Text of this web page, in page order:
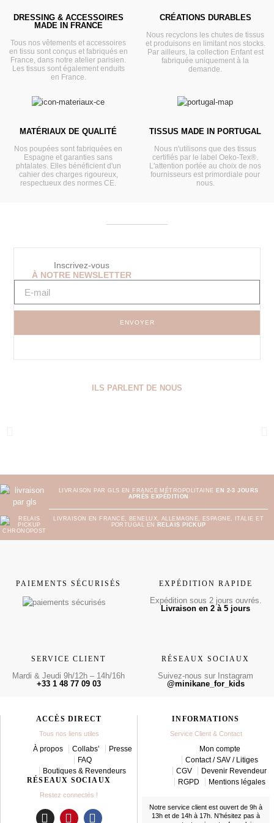
DRESSING & ACCESSOIRES
MADE IN FRANCE
Tous nos vêtements et accessoires
en tissu sont conçus et fabriqués en
France, dans notre atelier parisien.
Les tissus sont également enduits
en France.
CRÉATIONS DURABLES
Nous recyclons les chutes de tissus
et produisons en limitant nos stocks.
Par ailleurs, la collection Enfant est
fabriquée uniquement à la
demande.
MATÉRIAUX DE QUALITÉ
Nos poupées sont fabriquées en
Espagne et garanties sans
phtalates. Elles bénéficient d'un
cahier des charges rigoureux,
respectueux des normes CE.
TISSUS MADE IN PORTUGAL
Nous n'utilisons que des tissus
certifiés par le label Oeko-Tex®.
L'attention portée au choix de nos
fournisseurs est primordiale pour
nous.
Inscrivez-vous
À NOTRE NEWSLETTER
ENVOYER
ILS PARLENT DE NOUS
LIVRAISON PAR GLS EN FRANCE MÉTROPOLITAINE EN 2-3 JOURS
APRÈS EXPÉDITION
LIVRAISON EN FRANCE, BENELUX, ALLEMAGNE, ESPAGNE, ITALIE ET
PORTUGAL EN
RELAIS PICKUP
PAIEMENTS SÉCURISÉS EXPÉDITION RAPIDE
Expédition sous 2 jours ouvrés.
Livraison en 2 à 5 jours
SERVICE CLIENT
Mardi & Jeudi 9h/12h – 14h/16h
+33 1 48 77 09 03
RÉSEAUX SOCIAUX
Suivez-nous sur Instagram
@minikane_for_kids
ACCÈS DIRECT
Tous nos liens utiles
À propos Collabs’
Presse
FAQ
Boutiques & Revendeurs
RÉSEAUX SOCIAUX
Restez connectés !
INFORMATIONS
Service Client & Contact
Mon compte
Contact / SAV / Litiges
CGV
Devenir Revendeur
RGPD
Mentions légales
Notre service client est ouvert de 9h à
13h et de 14h à 17h. N’hésitez pas à